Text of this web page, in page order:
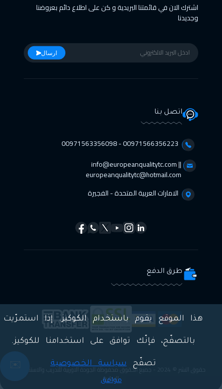
اشترك الان في قائمتنا البريدية و كن على اطلاع دائم بعروضنا
وجديدنا
ارسال
اتصل بنا
00971566356223 - 00971563356098⁩
info@europeanqualitytc.com ||
europeanqualitytc@hotmail.com
الامارات العربية المتحدة - الفجيرة
طرق الدفع
حقوق النشر © 2024 - جميع الحقوق محفوظة الجودة الاوربية للتدريب والاستشارات
الادارية
هذا الموقع يقوم باستخدام الكوكيز. إذا استمرّيت
بالتصفّح، فإنّك توافق على استخدامنا للكوكيز.
تصفّحسياسة الخصوصية
موافق
✉️